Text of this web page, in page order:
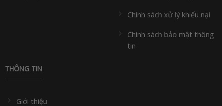
Chính sách xử lý khiếu nại
Chính sách bảo mật thông
tin
THÔNG TIN
Giới thiệu